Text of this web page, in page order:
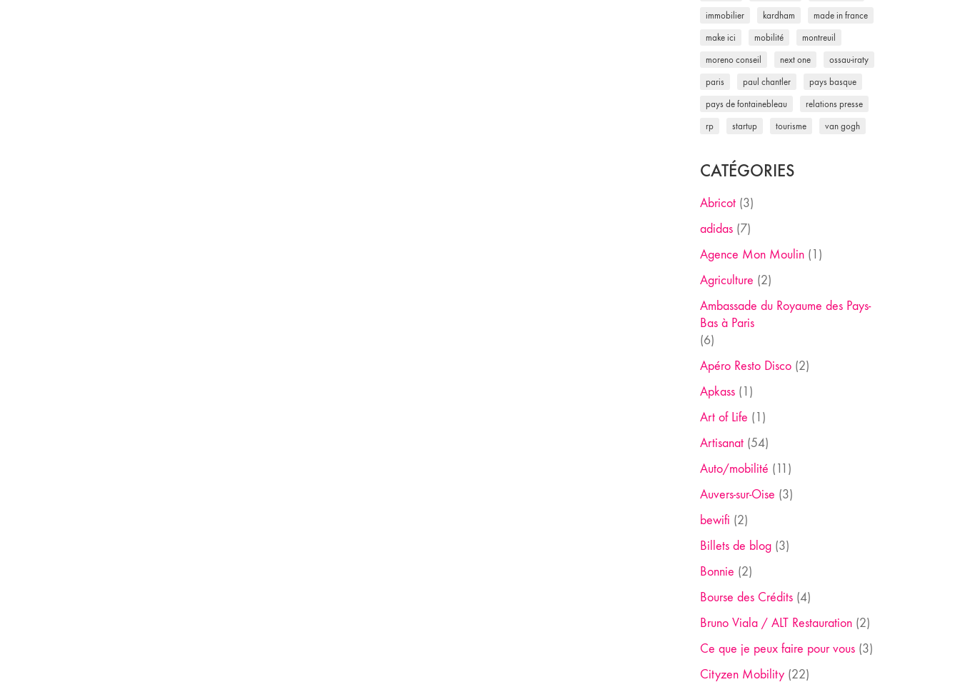
immobilier kardham made in france
make ici mobilité montreuil
moreno conseil next one ossau-iraty
paris paul chantler pays basque
pays de fontainebleau relations presse
rp startup tourisme van gogh
CATÉGORIES
Abricot(3)
adidas(7)
Agence Mon Moulin(1)
Agriculture (2)
Ambassade du Royaume des Pays-
Bas à Paris
(6)
Apéro Resto Disco(2)
Apkass(1)
Art of Life (1)
Artisanat(54)
Auto/mobilité (11)
Auvers-sur-Oise (3)
bewifi (2)
Billets de blog(3)
Bonnie (2)
Bourse des Crédits(4)
Bruno Viala / ALT Restauration(2)
Ce que je peux faire pour vous(3)
Cityzen Mobility(22)